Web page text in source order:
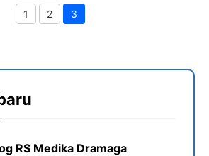
Page
1 Page
2 3
RS Medika Dramaga